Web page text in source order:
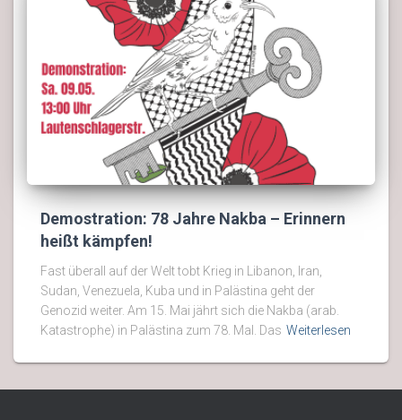
Demostration: 78 Jahre Nakba – Erinnern
heißt kämpfen!
Fast überall auf der Welt tobt Krieg in Libanon, Iran,
Sudan, Venezuela, Kuba und in Palästina geht der
Genozid weiter. Am 15. Mai jährt sich die Nakba (arab.
Katastrophe) in Palästina zum 78. Mal. Das Weiterlesen